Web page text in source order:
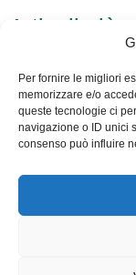
Per fornire le migliori
memorizzare e/o
queste tecnologie ci
navigazione o ID unici
consenso può influire
Articoli più
Buon lavoro a
Sentiero,
9 Luglio 2026
Diamo il